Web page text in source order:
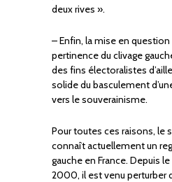
deux rives ».
– Enfin, la mise en
pertinence du clivage
des fins électoralistes
solide du basculement
vers le souverainisme.
Pour toutes ces raisons, le
connaît actuellement un
gauche en France. Depuis
2000, il est venu perturber